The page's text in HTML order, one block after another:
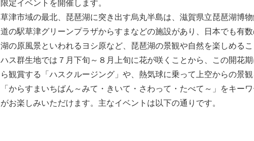
限定イベントを開催します。
草津市域の最北、琵琶湖に突き出す烏丸半島は、滋賀県立琵琶湖博
道の駅草津グリーンプラザからすまなどの施設があり、日本でも有
湖の原風景といわれるヨシ原など、琵琶湖の景観や自然を楽しめるこ
ハス群生地では７月下旬～８月上旬に花が咲くことから、この開花
ら観賞する「ハスクルージング」や、熱気球に乗って上空からの景
「からすまいちばん～みて・きいて・さわって・たべて～」をキー
がお楽しみいただけます。主なイベントは以下の通りです。